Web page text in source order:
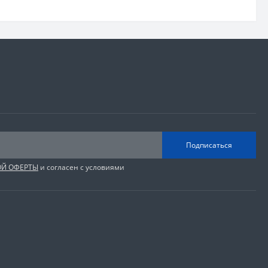
Подписаться
ОФЕРТЫ и согласен с условиями